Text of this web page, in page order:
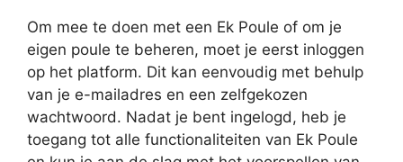
Om mee te doen met een Ek Poule of om je
eigen poule te beheren, moet je eerst inloggen
op het platform. Dit kan eenvoudig met behulp
van je e-mailadres en een zelfgekozen
wachtwoord. Nadat je bent ingelogd, heb je
toegang tot alle functionaliteiten van Ek Poule